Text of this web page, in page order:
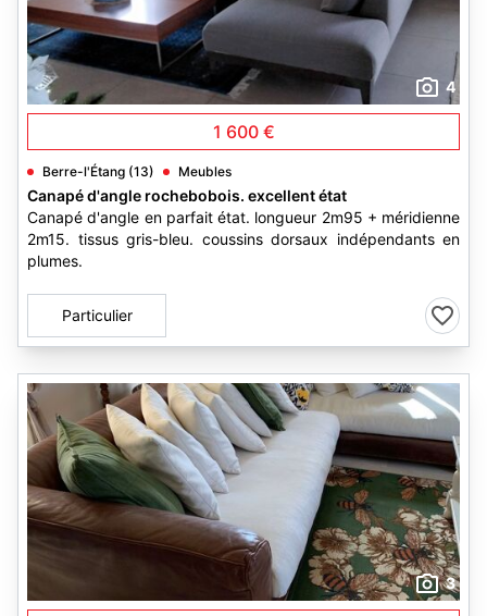
4
1 600 €
Berre-l'Étang (13) Meubles
Canapé d'angle rochebobois. excellent état
Canapé d'angle en parfait état. longueur 2m95 + méridienne
2m15. tissus gris-bleu. coussins dorsaux indépendants en
plumes.
Particulier
3